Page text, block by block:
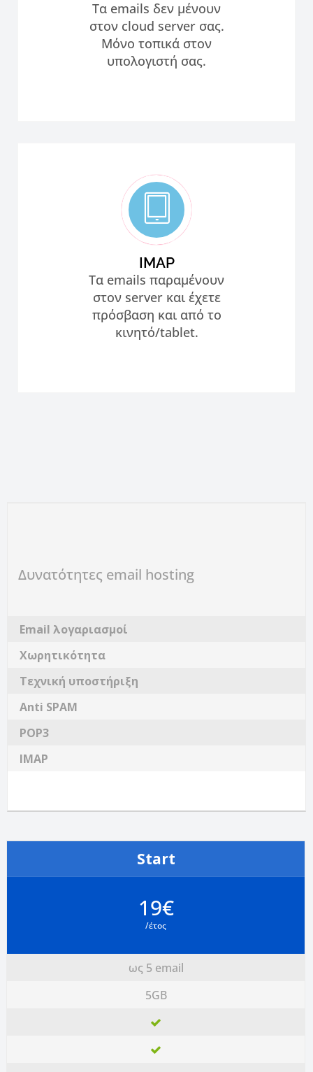
Τα emails δεν μένουν
στον cloud server σας.
Μόνο τοπικά στον
υπολογιστή σας.
IMAP
Τα emails παραμένουν
στον server και έχετε
πρόσβαση και από το
κινητό/tablet.
Δυνατότητες email hosting
Email λογαριασμοί
Χωρητικότητα
Τεχνική υποστήριξη
Anti SPAM
POP3
IMAP
Start
19€
/έτος
ως 5 email
5GB